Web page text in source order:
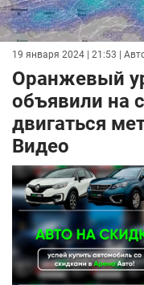
19 января 2024 | 21:53 |
Оранжевый
объявили на
двигаться
Видео